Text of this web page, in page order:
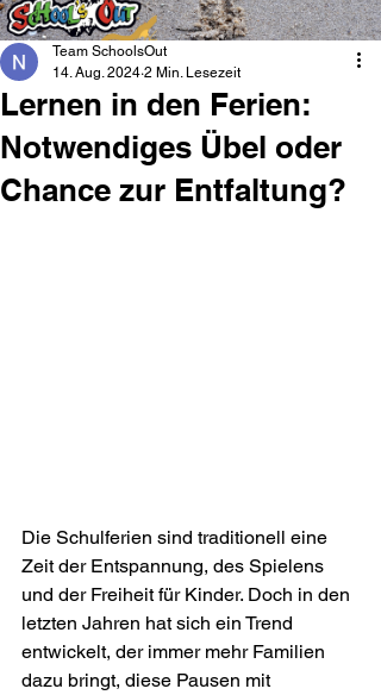
Lernen in den Ferien:
Notwendiges Übel oder
Chance zur Entfaltung?
Team SchoolsOut
14. Aug. 2024 2 Min. Lesezeit
Die Schulferien sind traditionell eine
Zeit der Entspannung, des Spielens
und der Freiheit für Kinder. Doch in den
letzten Jahren hat sich ein Trend
entwickelt, der immer mehr Familien
dazu bringt, diese Pausen mit